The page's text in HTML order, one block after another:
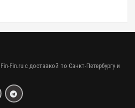
Fin.ru с доставкой по Санкт-Петербургу и